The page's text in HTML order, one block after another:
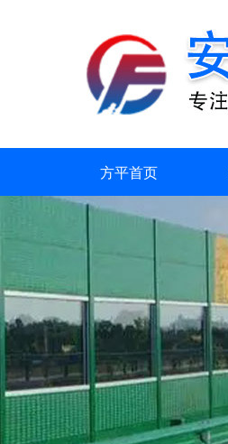
方平首页
荣誉资质